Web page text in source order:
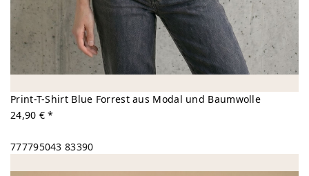
Print-T-Shirt Blue Forrest aus Modal und Baumwolle
24,90 € *
777795043 83390